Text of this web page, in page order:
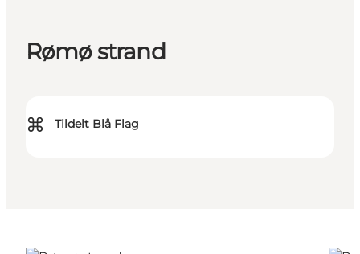
Overnatning
Rømø strand
⌘ Tildelt Blå Flag